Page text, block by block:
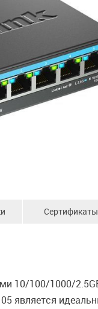
Сертификаты
10/100/1000/
является